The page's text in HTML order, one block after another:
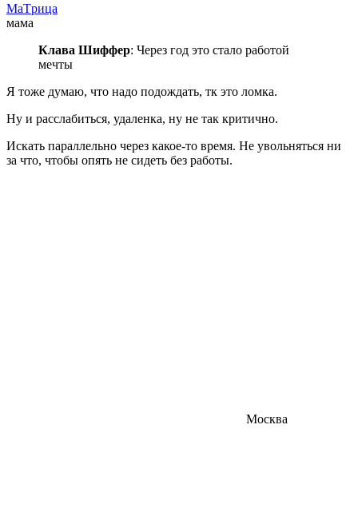
МаTрица
мама
Клава Шиффер: Через год это стало работой
мечты
Я тоже думаю, что надо подождать, тк это ломка.
Ну и расслабиться, удаленка, ну не так критично.
Искать параллельно через какое-то время. Не увольняться ни
за что, чтобы опять не сидеть без работы.
Москва